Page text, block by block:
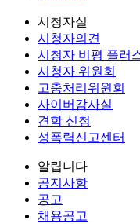
시청자실
시청자의견
시청자 비평 플러
시청자 위원회
고충처리위원회
사이버감사실
견학 신청
성폭력신고센터
알립니다
공지사항
공고
채용공고